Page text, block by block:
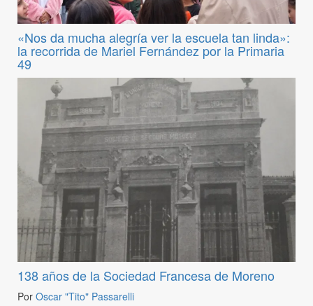
«Nos da mucha alegría ver la escuela tan linda»:
la recorrida de Mariel Fernández por la Primaria
49
138 años de la Sociedad Francesa de Moreno
Por Oscar "Tito" Passarelli